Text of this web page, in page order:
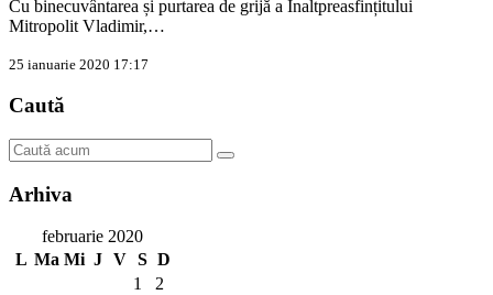
Cu binecuvântarea și purtarea de grijă a Înaltpreasfințitului
Mitropolit Vladimir,…
25 ianuarie 2020 17:17
Caută
Arhiva
februarie 2020
L Ma Mi J V S D
1
2